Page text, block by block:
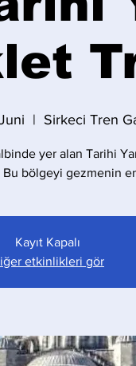
  |
Sirkeci Tren
yer alan Tarihi
Bu bölgeyi gezmenin
Kayıt Kapalı
etkinlikleri gör